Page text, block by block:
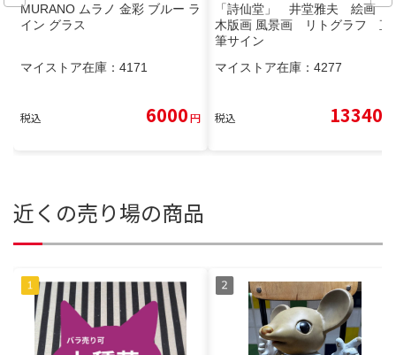
MURANO ムラノ 金彩 ブルー ラ
イン グラス
マイストア在庫： 4171
税込 6000円
「詩仙堂」 井堂雅夫 絵画
木版画 風景画 リトグラフ 直
筆サイン
マイストア在庫： 4277
税込 13340
近くの売り場の商品